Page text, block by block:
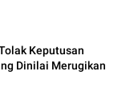
Keputusan
Dinilai Merugikan